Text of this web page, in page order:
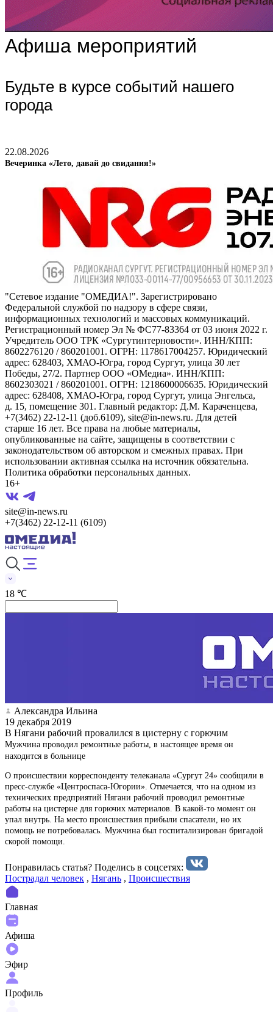
Афиша мероприятий
Будьте в курсе событий нашего
города
22.08.2026
Вечеринка «Лето, давай до свидания!»
"Сетевое издание "ОМЕДИА!". Зарегистрировано
Федеральной службой по надзору в сфере связи,
информационных технологий и массовых коммуникаций.
Регистрационный номер Эл № ФС77-83364 от 03 июня 2022 г.
Учредитель ООО ТРК «Сургутинтерновости». ИНН/КПП:
8602276120 / 860201001. ОГРН: 1178617004257. Юридический
адрес: 628403, ХМАО-Югра, город Сургут, улица 30 лет
Победы, 27/2. Партнер ООО «ОМедиа». ИНН/КПП:
8602303021 / 860201001. ОГРН: 1218600006635. Юридический
адрес: 628408, ХМАО-Югра, город Сургут, улица Энгельса,
д. 15, помещение 301. Главный редактор: Д.М. Караченцева,
+7(3462) 22-12-11 (доб.6109), site@in-news.ru. Для детей
старше 16 лет. Все права на любые материалы,
опубликованные на сайте, защищены в соответствии с
законодательством об авторском и смежных правах. При
использовании активная ссылка на источник обязательна.
Политика обработки персональных данных.
16+
site@in-news.ru
+7(3462) 22-12-11 (6109)
18 ℃
Александра Ильина
19 декабря 2019
В Нягани рабочий провалился в цистерну с горючим
Мужчина проводил ремонтные работы, в настоящее время он
находится в больнице
О происшествии корреспонденту телеканала «Сургут 24» сообщили в
пресс-службе «Центроспаса-Югории». Отмечается, что на одном из
технических предприятий Нягани рабочий проводил ремонтные
работы на цистерне для горючих материалов. В какой-то момент он
упал внутрь. На место происшествия прибыли спасатели, но их
помощь не потребовалась. Мужчина был госпитализирован бригадой
скорой помощи.
Понравилась статья? Поделиcь в соцсетях:
Пострадал человек , Нягань , Происшествия
Главная
Афиша
Эфир
Профиль